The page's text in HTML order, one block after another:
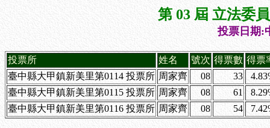
第 03 屆 立法委
投票日期:
投票所 姓名 號次 得票數 得票
臺中縣大甲鎮新美里第0114 投票所 周家齊 08 33
臺中縣大甲鎮新美里第0115 投票所 周家齊 08 61
臺中縣大甲鎮新美里第0116 投票所 周家齊 08 54